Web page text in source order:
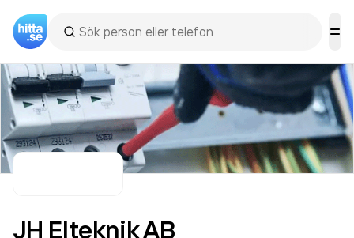
JH ElteknikAB